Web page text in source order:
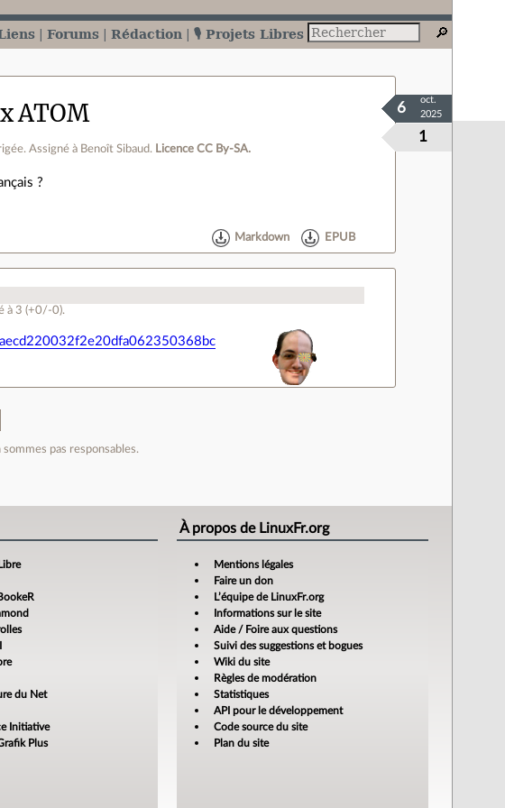
Forums Rédaction 🎙️ Projets Libres
ATOM
Assigné à Benoît Sibaud. Licence CC By‑SA.
1
6
oct.
2025
?
Markdown EPUB
à 3 (+0/-0).
pas responsables.
du Net
Initiative
Plus
À propos de LinuxFr.org
Mentions légales
Faire un don
L’équipe de LinuxFr.org
Informations sur le site
Aide / Foire aux questions
Suivi des suggestions et bogues
Wiki du site
Règles de modération
Statistiques
API pour le développement
Code source du site
Plan du site